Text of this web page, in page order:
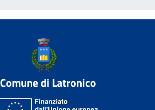
Comune di Latronico